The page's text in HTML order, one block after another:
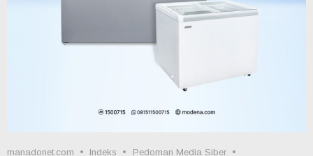
manadonet.com Indeks Pedoman Media Siber